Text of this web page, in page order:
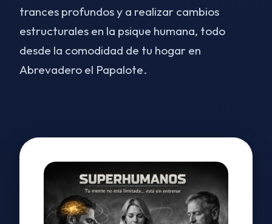
trances profundos y a realizar cambios
estructurales en la psique humana, todo
desde la comodidad de tu hogar en
Abrevadero el Papalote.